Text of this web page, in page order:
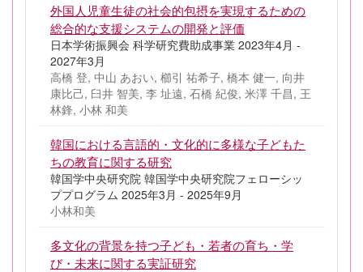
外国人児童生徒の社会的包摂を実現するための
総合的な支援システムの開発と評価
日本学術振興会 科学研究費助成事業 2023年4月 -
2027年3月
高橋 登, 中山 あおい, 櫛引 祐希子, 橋本 健一, 向井
康比己, 臼井 智美, 李 址遠, 石橋 紀俊, 米澤 千昌, 王
林鋒, 小林 和美
韓国における言語的・文化的に多様な子どもた
ちの教育に関する研究
韓国学中央研究院 韓国学中央研究院フェローシッ
ププログラム 2025年3月 - 2025年9月
小林和美
多文化の背景を持つ子ども・若者の育ち・学
び・未来に関する実証研究